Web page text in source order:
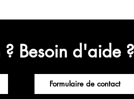
? Besoin d'aide
Formulaire de contact